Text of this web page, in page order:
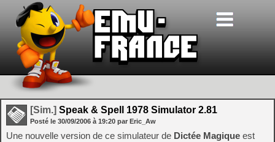
[Sim.] Speak & Spell 1978 Simulator 2.81
Posté le 30/09/2006 à 19:20 par Eric_Aw
Une nouvelle version de ce simulateur de Dictée Magique est